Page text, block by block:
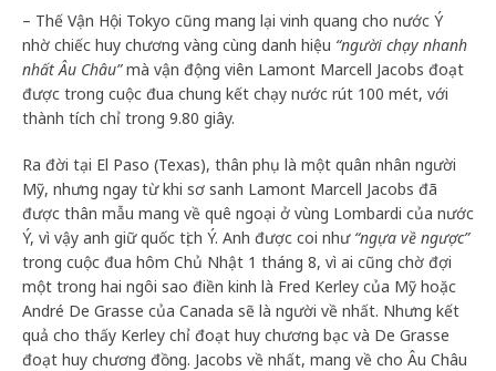
– Thế Vận Hội Tokyo cũng mang lại vinh quang cho nước Ý
nhờ chiếc huy chương vàng cùng danh hiệu “người chạy nhanh
nhất Âu Châu”mà vận động viên Lamont Marcell Jacobs đoạt
được trong cuộc đua chung kết chạy nước rút 100 mét, với
thành tích chỉ trong 9.80 giây.
Ra đời tại El Paso (Texas), thân phụ là một quân nhân người
Mỹ, nhưng ngay từ khi sơ sanh Lamont Marcell Jacobs đã
được thân mẫu mang về quê ngoại ở vùng Lombardi của nước
Ý, vì vậy anh giữ quốc tịch Ý. Anh được coi như “ngựa về ngược”
trong cuộc đua hôm Chủ Nhật 1 tháng 8, vì ai cũng chờ đợi
một trong hai ngôi sao điền kinh là Fred Kerley của Mỹ hoặc
André De Grasse của Canada sẽ là người về nhất. Nhưng kết
quả cho thấy Kerley chỉ đoạt huy chương bạc và De Grasse
đoạt huy chương đồng. Jacobs về nhất, mang về cho Âu Châu